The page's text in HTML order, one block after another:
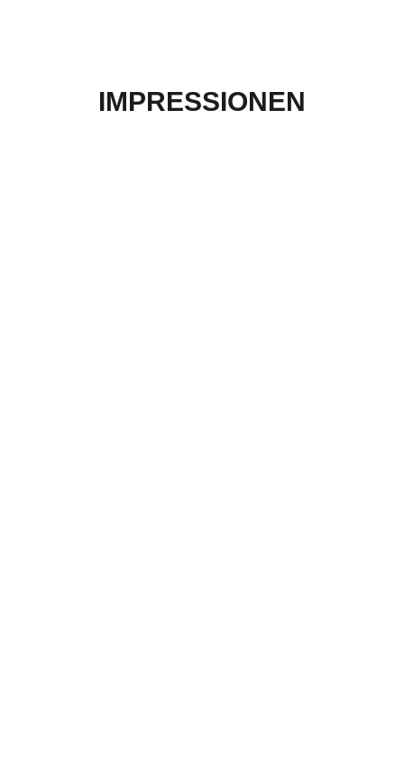
IMPRESSIONEN